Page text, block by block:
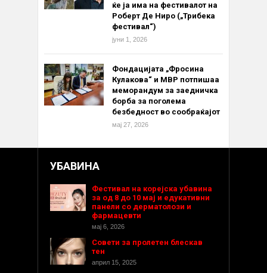
ќе ја има на фестивалот на
Роберт Де Ниро („Трибека
фестивал“)
јуни 1, 2026
Фондацијата „Фросина
Кулакова“ и МВР потпишаа
меморандум за заедничка
борба за поголема
безбедност во сообраќајот
мај 27, 2026
УБАВИНА
Фестивал на корејска убавина
за од 8 до 10 мај и едукативни
панели со дерматолози и
фармацевти
мај 6, 2026
Совети за пролетен блескав
тен
април 15, 2025